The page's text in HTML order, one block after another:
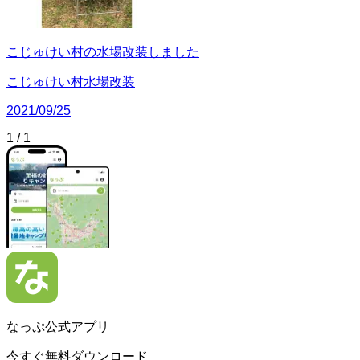
こじゅけい村の水場改装しました
こじゅけい村水場改装
2021/09/25
1 / 1
なっぷ公式アプリ
今すぐ無料ダウンロード